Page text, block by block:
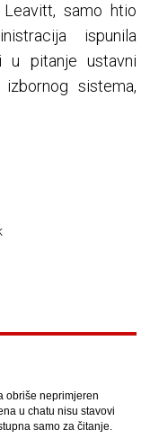
samo htio
ispunila
u pitanje ustavni
sistema,
obriše neprimjeren
u chatu nisu stavovi
samo za čitanje.